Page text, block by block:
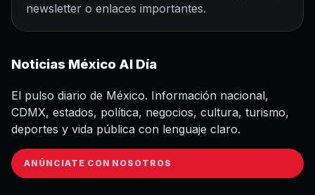
newsletter o enlaces importantes.
Noticias México Al Día
El pulso diario de México. Información nacional,
CDMX, estados, política, negocios, cultura, turismo,
deportes y vida pública con lenguaje claro.
ANÚNCIATE CON NOSOTROS